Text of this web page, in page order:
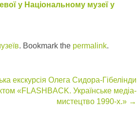
у Національному музеї у
. Bookmark the permalink.
екскурсія Олега Сидора-Гібелінди
«FLASHBACK. Українське медіа-
мистецтво 1990-х.» →